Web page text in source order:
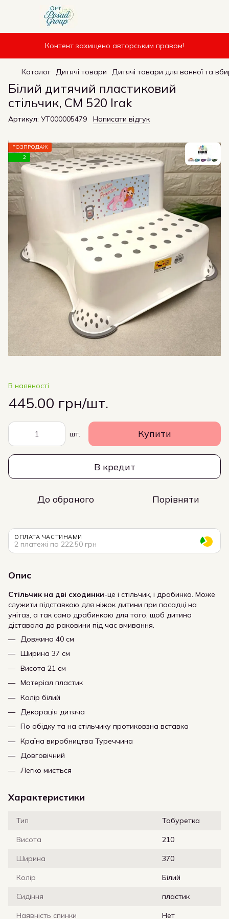
Контент захищено авторським правом!
Каталог Дитячі товари Дитячі товари для ванної та
Білий дитячий пластиковий
стільчик, CM 520 Irak
Артикул: УТ000005479 Написати відгук
РОЗПРОДАЖ
2
В наявності
445.00 грн/шт.
шт. Купити
В кредит
До обраного Порівняти
ОПЛАТА ЧАСТИНАМИ
2 платежі по 222.50 грн
Опис
Стільчик на дві сходинки-це і стільчик, і драбинка. Може
служити підставкою для ніжок дитини при посадці на
унітаз, а так само драбинкою для того, щоб дитина
діставала до раковини під час вмивання.
Довжина 40 см
Ширина 37 см
Висота 21 см
Матеріал пластик
Колір білий
Декорація дитяча
По обідку та на стільчику протиковзна вставка
Країна виробництва Туреччина
Довговічний
Легко миється
Характеристики
Тип Табуретка
Висота 210
Ширина 370
Колір Білий
Сидіння пластик
Наявність спинки Нет